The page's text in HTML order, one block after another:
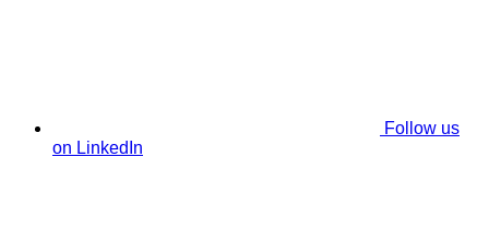
Follow us
on LinkedIn